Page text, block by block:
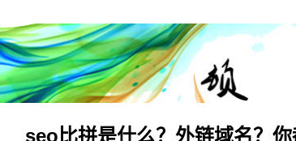
seo比拼是什么？外链域名？你